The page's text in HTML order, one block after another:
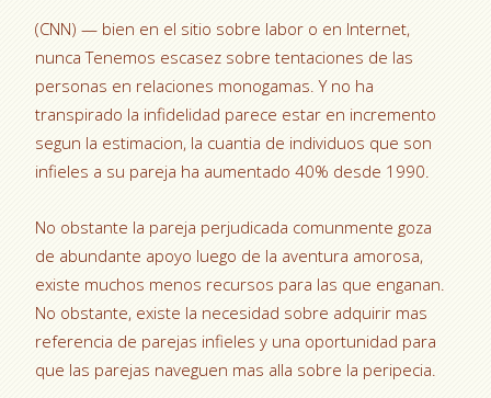
(CNN) — bien en el sitio sobre labor o en Internet,
nunca Tenemos escasez sobre tentaciones de las
personas en relaciones monogamas. Y no ha
transpirado la infidelidad parece estar en incremento
segun la estimacion, la cuanti­a de individuos que son
infieles a su pareja ha aumentado 40% desde 1990.
No obstante la pareja perjudicada comunmente goza
de abundante apoyo luego de la aventura amorosa,
existe muchos menos recursos para las que enganan.
No obstante, existe la necesidad sobre adquirir mas
referencia de parejas infieles y una oportunidad para
que las parejas naveguen mas alla sobre la peripecia.